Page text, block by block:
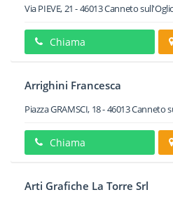
Via PIEVE, 21 -46013Canneto
Chiama
Arrighini Francesca
Piazza GRAMSCI, 18-46013Canneto
Chiama
Arti Grafiche La Torre Srl